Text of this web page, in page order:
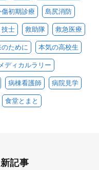
傷初期診療 島尻消防
技士 救助隊 救急医療
ために 本気の高校生
ディカルラリー
病棟看護師 病院見学
食堂とまと
記事